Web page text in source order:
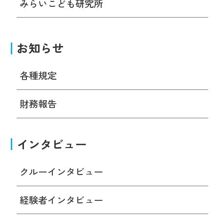
みらいこども研究所
お知らせ
各種規定
財務報告
インタビュー
クルーインタビュー
経験者インタビュー